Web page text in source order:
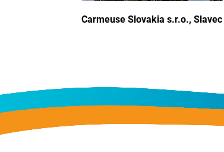
Carmeuse Slovakia s.r.o., Slavec